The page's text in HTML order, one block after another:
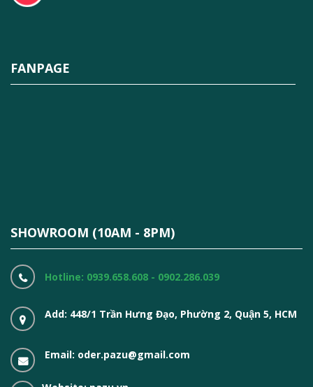
FANPAGE
SHOWROOM (10AM - 8PM)
Hotline: 0939.658.608 - 0902.286.039
Add: 448/1 Trần Hưng Đạo, Phường 2, Quận 5, HCM
Email: oder.pazu@gmail.com